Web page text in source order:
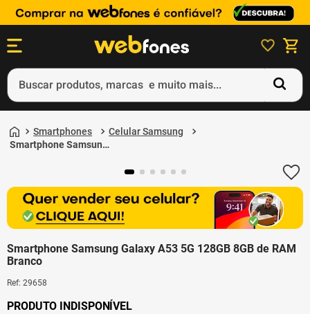
Buscar produtos, marcas e muito mais...
Smartphones
Celular Samsung
Smartphone Samsung
Smartphone Samsung Galaxy A53 5G 128GB 8GB de RAM
Branco
Ref: 29658
1º
ps5
3º
4º
smartphone